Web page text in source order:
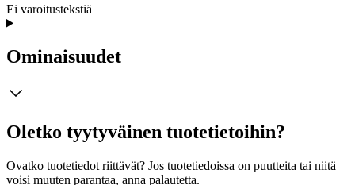
Ei varoitustekstiä
Ominaisuudet
Oletko tyytyväinen tuotetietoihin?
Ovatko tuotetiedot riittävät? Jos tuotetiedoissa on puutteita tai niitä
voisi muuten parantaa, anna palautetta.